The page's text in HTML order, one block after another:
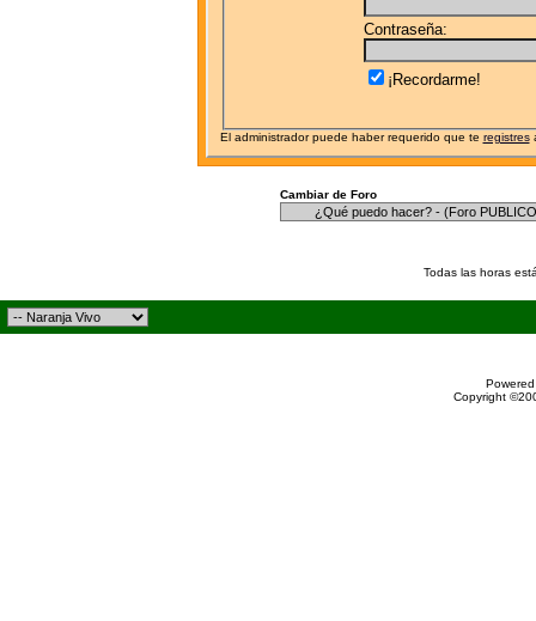
Contraseña:
¡Recordarme!
El administrador puede haber requerido que te registres
Cambiar de Foro
Todas las horas
Copyright